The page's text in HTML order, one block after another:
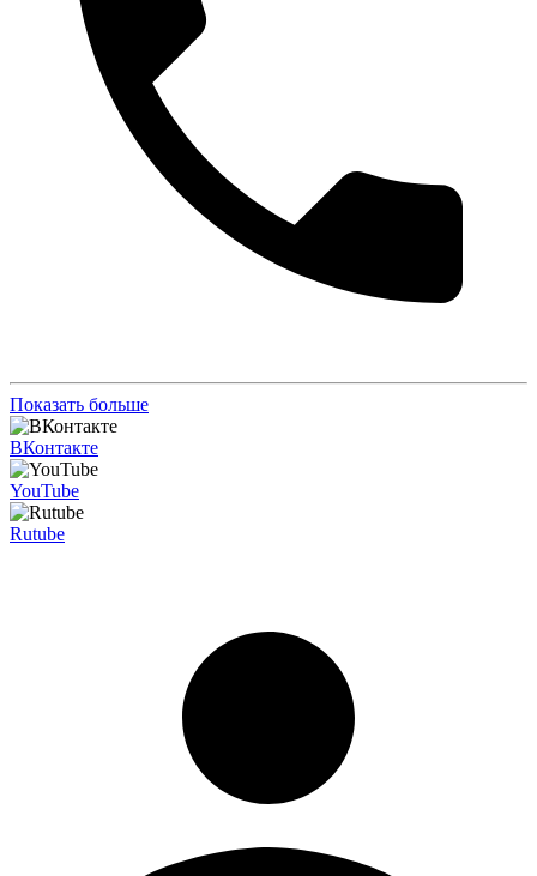
Показать больше
ВКонтакте
YouTube
Rutube